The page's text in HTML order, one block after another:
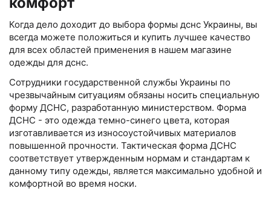
Когда дело доходит до выбора формы дснс Украины, вы
всегда можете положиться и купить лучшее качество
для всех областей применения в нашем магазине
одежды для дснс.
Сотрудники государственной службы Украины по
чрезвычайным ситуациям обязаны носить специальную
форму ДСНС, разработанную министерством. Форма
ДСНС - это одежда темно-синего цвета, которая
изготавливается из износоустойчивых материалов
повышенной прочности. Тактическая форма ДСНС
соответствует утвержденным нормам и стандартам к
данному типу одежды, является максимально удобной и
комфортной во время носки.